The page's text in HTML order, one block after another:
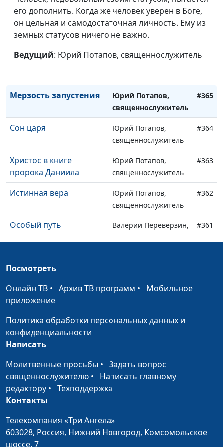
его дополнить. Когда же человек уверен в Боге,
он цельная и самодостаточная личность. Ему из
земных статусов ничего не важно.
Ведущий: Юрий Потапов, священнослужитель
священнослужитель
Антибог
Верный остаток
Мерзость запустения
Юрий Потапов,
священнослужитель
#365
Сон царя
Юрий Потапов,
священнослужитель
#364
Христос в книге
пророка Даниила
Юрий Потапов,
священнослужитель
#363
Истинная вера
Юрий Потапов,
священнослужитель
#362
Особый путь
Валерий Переверзин,
#361
Семейное счастье
Валерий Переверзин,
Чувство вины
Валерий Переверзин,
священнослужитель
Пророк, бегающий от
Бога
Радуйтесь, праведные о
Господе
Валерий Переверзин,
священнослужитель
Посмотреть
Онлайн ТВ • Архив ТВ программ • Мобильное
приложение
Политика обработки персональных данных и
конфиденциальности
Написать
Молитвенные просьбы • Задать вопрос
священнослужителю • Написать главному
редактору • Техподдержка
Контакты
Телекомпания «Три Ангела»
603028, Россия, Нижний Новгород, Комсомольское
шоссе, 7